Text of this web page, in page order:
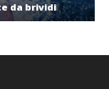
da brividi